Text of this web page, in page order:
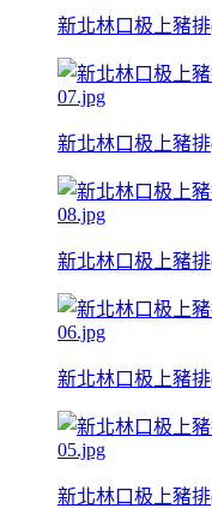
新北林口极上豬
新北林口极上豬
新北林口极上豬
新北林口极上豬
新北林口极上豬